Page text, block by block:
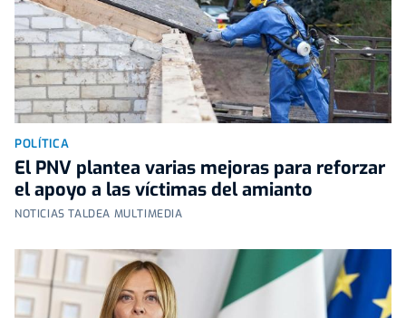
POLÍTICA
El PNV plantea varias mejoras para reforzar
el apoyo a las víctimas del amianto
NOTICIAS TALDEA MULTIMEDIA